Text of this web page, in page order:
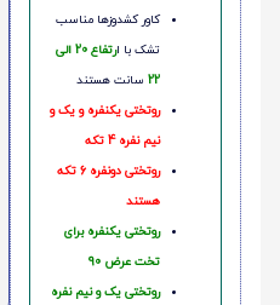
کاور کشدوزها مناسب
تشک با ا
رتفاع 20 الی
22 سانت هستند
روتختی یکنفره و یک و
نیم نفره 4 تکه
روتختی دونفره 6 تکه
هستند
روتختی یکنفره برای
تخت عرض 90
روتختی یک و نیم نفره